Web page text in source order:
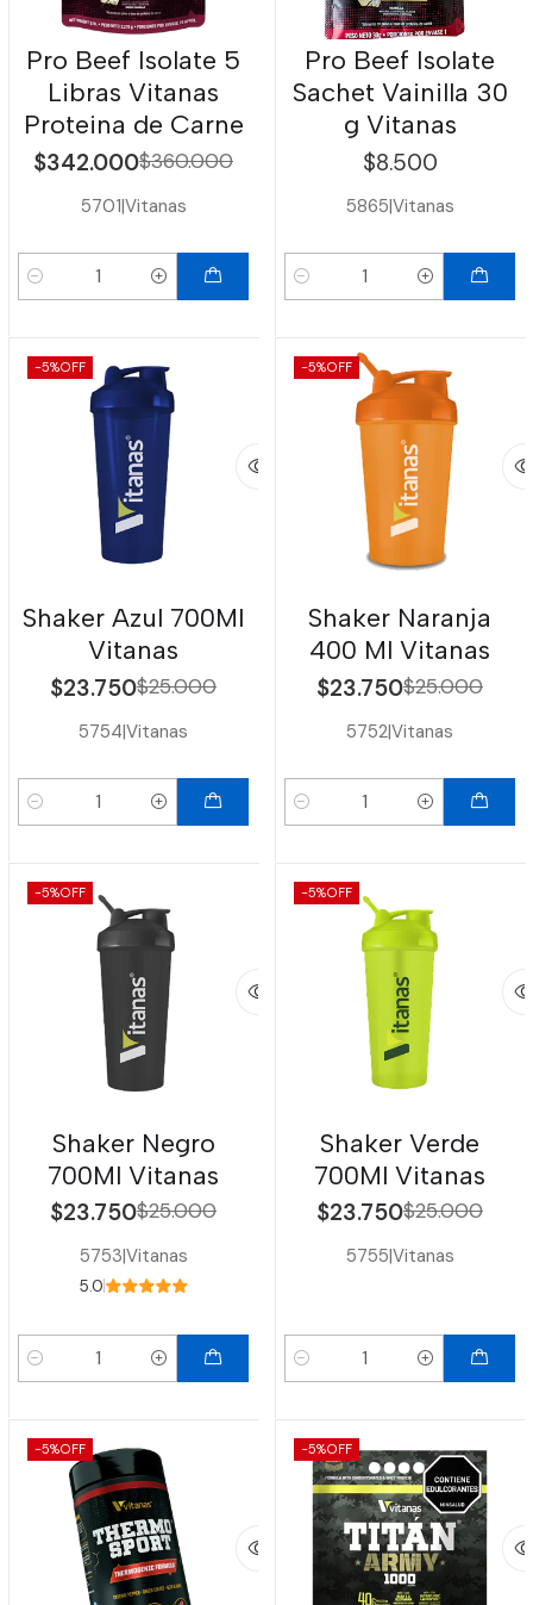
Pro Beef Isolate 5
Libras Vitanas
Proteina de Carne
$342.000$360.000
5701|Vitanas
Cantidad
Pro Beef Isolate
Sachet Vainilla 30
g Vitanas
$8.500
5865|Vitanas
Cantidad
-5%OFF
Shaker Azul 700Ml
Vitanas
$23.750$25.000
5754|Vitanas
Cantidad
-5%OFF
Shaker Naranja
400 Ml Vitanas
$23.750$25.000
5752|Vitanas
Cantidad
-5%OFF
Shaker Negro
700Ml Vitanas
$23.750$25.000
5753|Vitanas
5.0
Cantidad
-5%OFF
Shaker Verde
700Ml Vitanas
$23.750$25.000
5755|Vitanas
Cantidad
-5%OFF -5%OFF